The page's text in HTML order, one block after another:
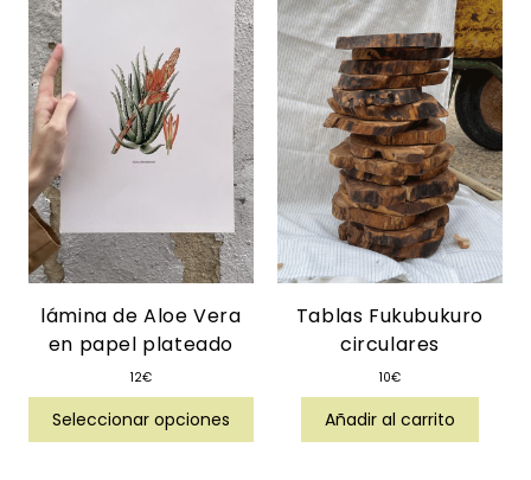
lámina de Aloe Vera
en papel plateado
12€
Seleccionar opciones
Tablas Fukubukuro
circulares
10€
Añadir al carrito